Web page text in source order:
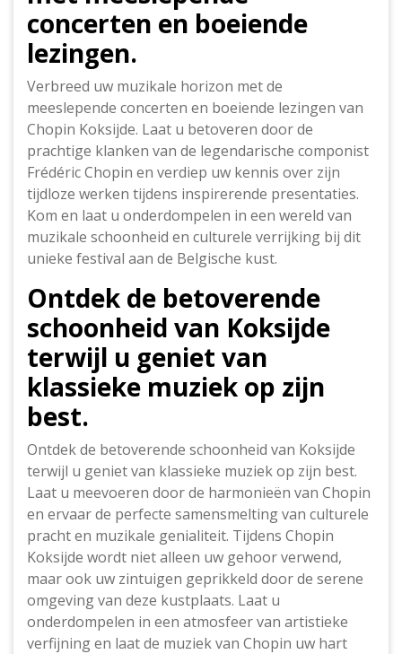
concerten en boeiende
lezingen.
Verbreed uw muzikale horizon met de
meeslepende concerten en boeiende lezingen van
Chopin Koksijde. Laat u betoveren door de
prachtige klanken van de legendarische componist
Frédéric Chopin en verdiep uw kennis over zijn
tijdloze werken tijdens inspirerende presentaties.
Kom en laat u onderdompelen in een wereld van
muzikale schoonheid en culturele verrijking bij dit
unieke festival aan de Belgische kust.
Ontdek de betoverende
schoonheid van Koksijde
terwijl u geniet van
klassieke muziek op zijn
best.
Ontdek de betoverende schoonheid van Koksijde
terwijl u geniet van klassieke muziek op zijn best.
Laat u meevoeren door de harmonieën van Chopin
en ervaar de perfecte samensmelting van culturele
pracht en muzikale genialiteit. Tijdens Chopin
Koksijde wordt niet alleen uw gehoor verwend,
maar ook uw zintuigen geprikkeld door de serene
omgeving van deze kustplaats. Laat u
onderdompelen in een atmosfeer van artistieke
verfijning en laat de muziek van Chopin uw hart